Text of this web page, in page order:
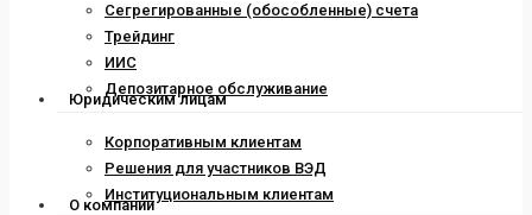
Сегрегированные (обособленные) счета
Трейдинг
ИИС
Депозитарное обслуживание
Юридическим лицам
Корпоративным клиентам
Решения для участников ВЭД
Институциональным клиентам
О компании